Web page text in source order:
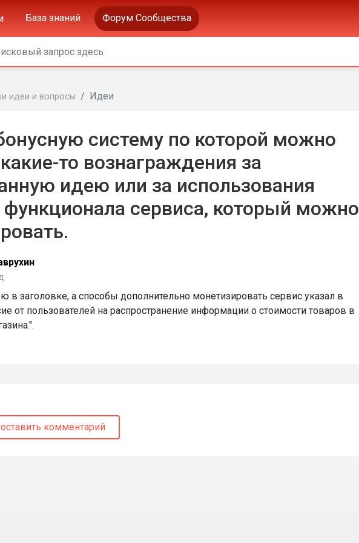
База знаний Форум Сообщества
идеи и вопросы Идеи
систему по которой можно
то вознаграждения за
идею или за использования
функционала сервиса, который можно
в заголовке, а способы дополнительно монетизировать сервис указал в
от пользователей на распространение информации о стоимости товаров в
комментарий